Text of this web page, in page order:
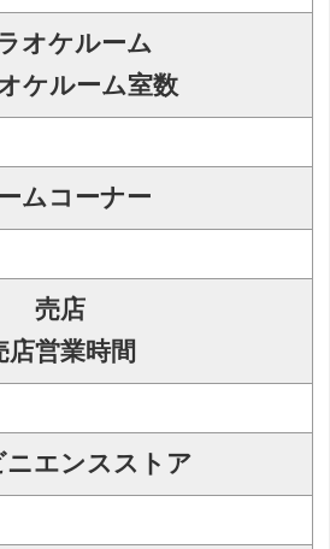
オケルーム
ケルーム室数
ムコーナー
売店
店営業時間
ニエンスストア